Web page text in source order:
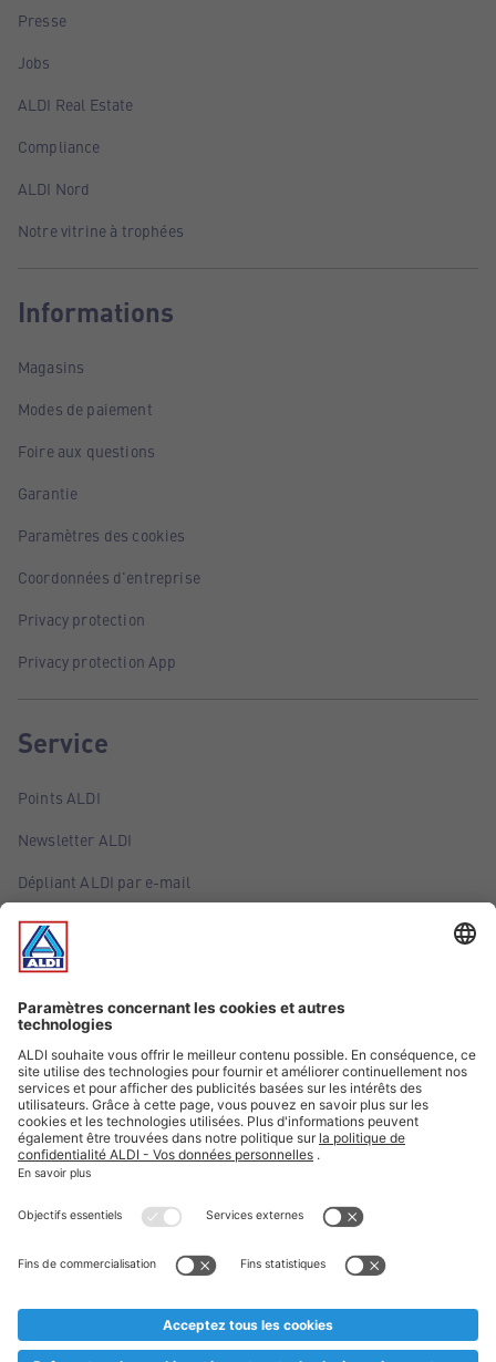
Presse
Jobs
ALDI Real Estate
Compliance
ALDI Nord
Notre vitrine à trophées
Informations
Magasins
Modes de paiement
Foire aux questions
Garantie
Paramètres des cookies
Coordonnées d'entreprise
Privacy protection
Privacy protection App
Service
Points ALDI
Newsletter ALDI
Dépliant ALDI par e-mail
Offres
Infos essentielles
Suivez ALDI Belgique
Textes marqués d'un astérisque et mentions légales
* Nous vendons ces articles temporairement et jusqu'à
au cas où, malgré le planning bien étudié, nous serions
prématurément en rupture de stock. Prix Recupel et TVA incl.
** Sur ce site, l’utilisation de la forme masculine a été adoptée